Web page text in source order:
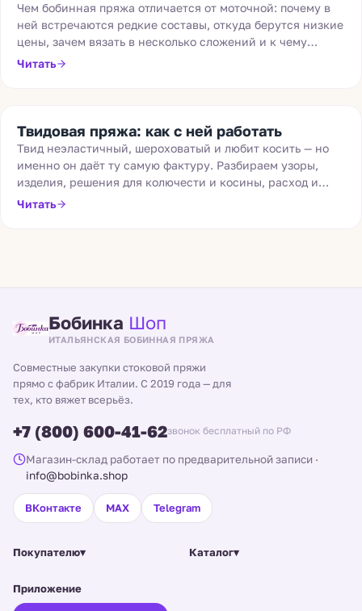
Чем бобинная пряжа отличается от моточной: почему в
ней встречаются редкие составы, откуда берутся низкие
цены, зачем вязать в несколько сложений и к чему
готовиться новичку.
Читать
Твидовая пряжа: как с ней работать
Твид неэластичный, шероховатый и любит косить — но
именно он даёт ту самую фактуру. Разбираем узоры,
изделия, решения для колючести и косины, расход и
усадку.
Читать
Бобинка Шоп
ИТАЛЬЯНСКАЯ БОБИННАЯ ПРЯЖА
Совместные закупки стоковой пряжи
прямо с фабрик Италии. С 2019 года — для
тех, кто вяжет всерьёз.
+7 (800) 600-41-62звонок бесплатный по РФ
Магазин-склад работает по предварительной записи ·
info@bobinka.shop
ВКонтакте MAX Telegram
Покупателю▾ Каталог▾
Приложение